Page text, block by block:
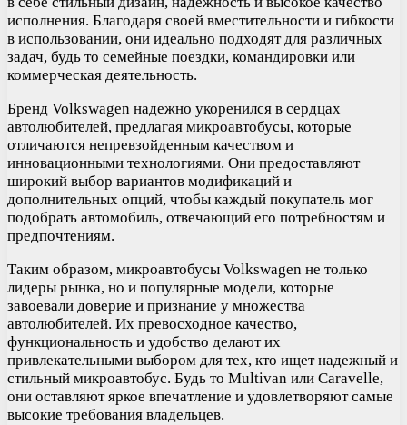
исполнения. Благодаря своей вместительности и гибкости
в использовании, они идеально подходят для различных
задач, будь то семейные поездки, командировки или
коммерческая деятельность.
Бренд Volkswagen надежно укоренился в сердцах
автолюбителей, предлагая микроавтобусы, которые
отличаются непревзойденным качеством и
инновационными технологиями. Они предоставляют
широкий выбор вариантов модификаций и
дополнительных опций, чтобы каждый покупатель мог
подобрать автомобиль, отвечающий его потребностям и
предпочтениям.
Таким образом, микроавтобусы Volkswagen не только
лидеры рынка, но и популярные модели, которые
завоевали доверие и признание у множества
автолюбителей. Их превосходное качество,
функциональность и удобство делают их
привлекательными выбором для тех, кто ищет надежный и
стильный микроавтобус. Будь то Multivan или Caravelle,
они оставляют яркое впечатление и удовлетворяют самые
высокие требования владельцев.